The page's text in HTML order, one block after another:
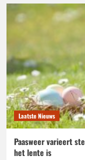
Laatste Nieuws
Paasweer varieert
het lente is